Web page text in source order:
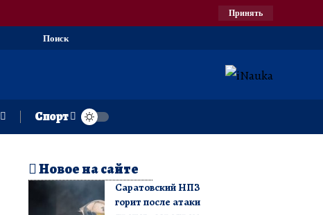
Принять
Поиск
Спорт
Новое на сайте
Саратовский НПЗ
горит после атаки